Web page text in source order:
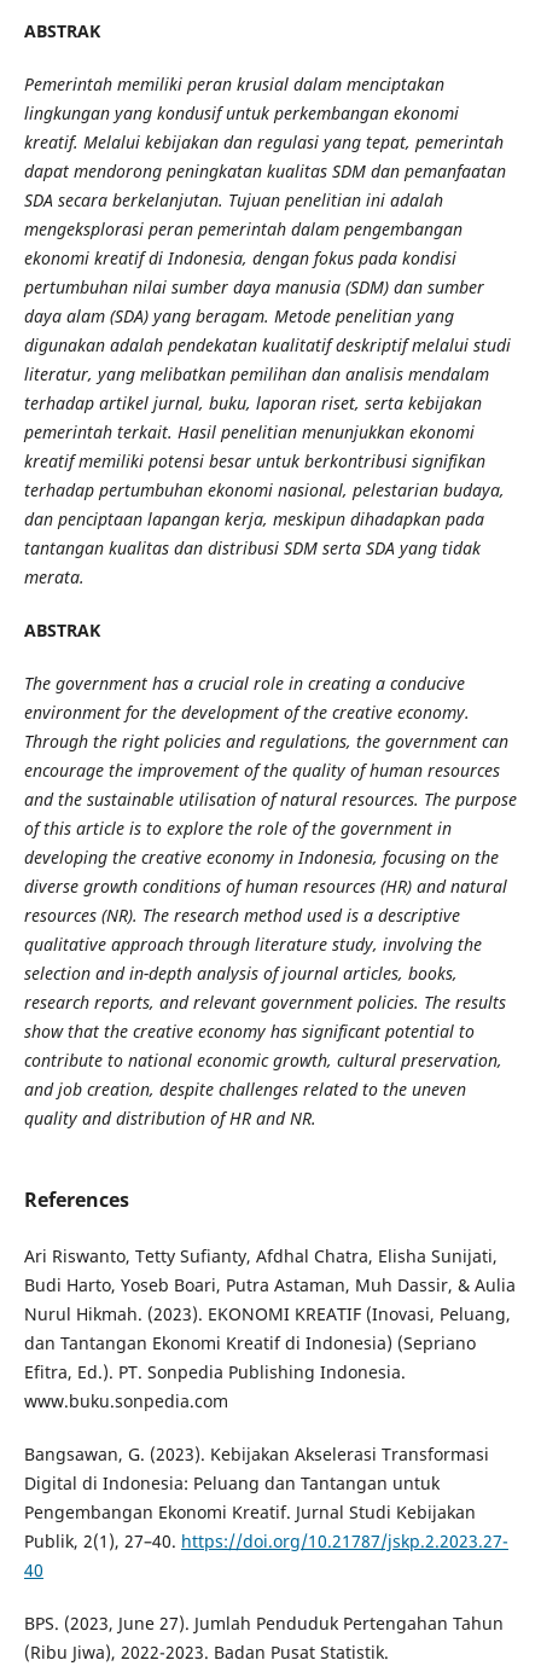
ABSTRAK
Pemerintah memiliki peran krusial dalam menciptakan
lingkungan yang kondusif untuk perkembangan ekonomi
kreatif. Melalui kebijakan dan regulasi yang tepat, pemerintah
dapat mendorong peningkatan kualitas SDM dan pemanfaatan
SDA secara berkelanjutan. Tujuan penelitian ini adalah
mengeksplorasi peran pemerintah dalam pengembangan
ekonomi kreatif di Indonesia, dengan fokus pada kondisi
pertumbuhan nilai sumber daya manusia (SDM) dan sumber
daya alam (SDA) yang beragam. Metode penelitian yang
digunakan adalah pendekatan kualitatif deskriptif melalui studi
literatur, yang melibatkan pemilihan dan analisis mendalam
terhadap artikel jurnal, buku, laporan riset, serta kebijakan
pemerintah terkait. Hasil penelitian menunjukkan ekonomi
kreatif memiliki potensi besar untuk berkontribusi signifikan
terhadap pertumbuhan ekonomi nasional, pelestarian budaya,
dan penciptaan lapangan kerja, meskipun dihadapkan pada
tantangan kualitas dan distribusi SDM serta SDA yang tidak
merata.
ABSTRAK
The government has a crucial role in creating a conducive
environment for the development of the creative economy.
Through the right policies and regulations, the government can
encourage the improvement of the quality of human resources
and the sustainable utilisation of natural resources. The purpose
of this article is to explore the role of the government in
developing the creative economy in Indonesia, focusing on the
diverse growth conditions of human resources (HR) and natural
resources (NR). The research method used is a descriptive
qualitative approach through literature study, involving the
selection and in-depth analysis of journal articles, books,
research reports, and relevant government policies. The results
show that the creative economy has significant potential to
contribute to national economic growth, cultural preservation,
and job creation, despite challenges related to the uneven
quality and distribution of HR and NR.
References
Ari Riswanto, Tetty Sufianty, Afdhal Chatra, Elisha Sunijati,
Budi Harto, Yoseb Boari, Putra Astaman, Muh Dassir, & Aulia
Nurul Hikmah. (2023). EKONOMI KREATIF (Inovasi, Peluang,
dan Tantangan Ekonomi Kreatif di Indonesia) (Sepriano
Efitra, Ed.). PT. Sonpedia Publishing Indonesia.
www.buku.sonpedia.com
Bangsawan, G. (2023). Kebijakan Akselerasi Transformasi
Digital di Indonesia: Peluang dan Tantangan untuk
Pengembangan Ekonomi Kreatif. Jurnal Studi Kebijakan
Publik, 2(1), 27–40. https://doi.org/10.21787/jskp.2.2023.27-
40
BPS. (2023, June 27). Jumlah Penduduk Pertengahan Tahun
(Ribu Jiwa), 2022-2023. Badan Pusat Statistik.